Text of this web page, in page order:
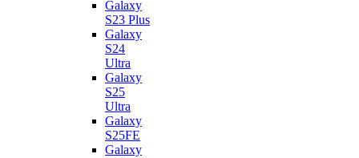
Galaxy
S23 Plus
Galaxy
S24
Ultra
Galaxy
S25
Ultra
Galaxy
S25FE
Galaxy